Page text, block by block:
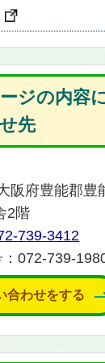
ジの内容
先
阪府豊能郡豊
2階
739-3412
072-739-
合わせをする